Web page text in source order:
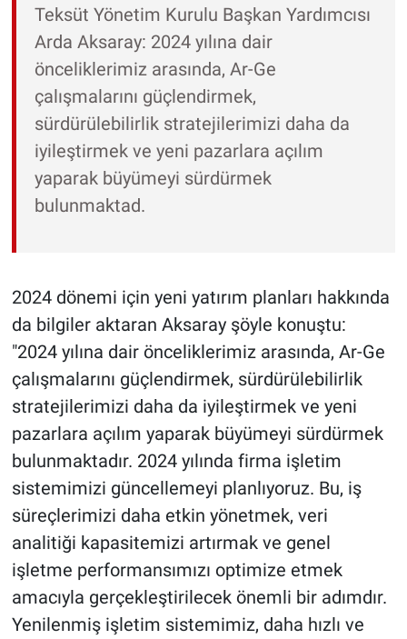
Teksüt Yönetim Kurulu Başkan Yardımcısı
Arda Aksaray: 2024 yılına dair
önceliklerimiz arasında, Ar-Ge
çalışmalarını güçlendirmek,
sürdürülebilirlik stratejilerimizi daha da
iyileştirmek ve yeni pazarlara açılım
yaparak büyümeyi sürdürmek
bulunmaktad.
2024 dönemi için yeni yatırım planları hakkında
da bilgiler aktaran Aksaray şöyle konuştu:
"2024 yılına dair önceliklerimiz arasında, Ar-Ge
çalışmalarını güçlendirmek, sürdürülebilirlik
stratejilerimizi daha da iyileştirmek ve yeni
pazarlara açılım yaparak büyümeyi sürdürmek
bulunmaktadır. 2024 yılında firma işletim
sistemimizi güncellemeyi planlıyoruz. Bu, iş
süreçlerimizi daha etkin yönetmek, veri
analitiği kapasitemizi artırmak ve genel
işletme performansımızı optimize etmek
amacıyla gerçekleştirilecek önemli bir adımdır.
Yenilenmiş işletim sistemimiz, daha hızlı ve